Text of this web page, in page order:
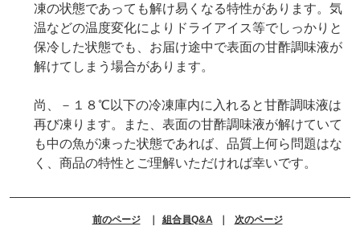
凍の状態であっても解け易くなる特性があります。気
温などの温度変化によりドライアイス等でしっかりと
保冷した状態でも、お届け途中で表面の甘酢調味液が
解けてしまう場合があります。
尚、－１８℃以下の冷凍庫内に入れると甘酢調味液は
再び凍ります。また、表面の甘酢調味液が解けていて
も中の魚が凍った状態であれば、品質上何ら問題はな
く、商品の特性とご理解いただければ幸いです。
前のページ ｜ 組合員Q&A ｜ 次のページ